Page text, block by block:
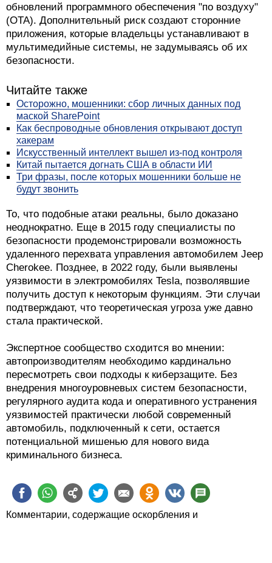
обновлений программного обеспечения "по воздуху"
(OTA). Дополнительный риск создают сторонние
приложения, которые владельцы устанавливают в
мультимедийные системы, не задумываясь об их
безопасности.
Читайте также
Осторожно, мошенники: сбор личных данных под
маской SharePoint
Как беспроводные обновления открывают доступ
хакерам
Искусственный интеллект вышел из-под контроля
Китай пытается догнать США в области ИИ
Три фразы, после которых мошенники больше не
будут звонить
То, что подобные атаки реальны, было доказано
неоднократно. Еще в 2015 году специалисты по
безопасности продемонстрировали возможность
удаленного перехвата управления автомобилем Jeep
Cherokee. Позднее, в 2022 году, были выявлены
уязвимости в электромобилях Tesla, позволявшие
получить доступ к некоторым функциям. Эти случаи
подтверждают, что теоретическая угроза уже давно
стала практической.
Экспертное сообщество сходится во мнении:
автопроизводителям необходимо кардинально
пересмотреть свои подходы к киберзащите. Без
внедрения многоуровневых систем безопасности,
регулярного аудита кода и оперативного устранения
уязвимостей практически любой современный
автомобиль, подключенный к сети, остается
потенциальной мишенью для нового вида
криминального бизнеса.
Комментарии, содержащие оскорбления и